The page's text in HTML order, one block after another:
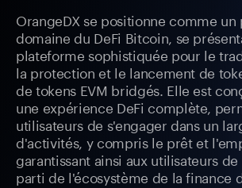
OrangeDX se positionne comme
domaine du DeFi Bitcoin, se
plateforme sophistiquée pour le
la protection et le lancement de
de tokens EVM bridgés. Elle est
une expérience DeFi complète,
utilisateurs de s'engager dans un
d'activités, y compris le prêt et
garantissant ainsi aux utilisateurs
parti de l'écosystème de la finance